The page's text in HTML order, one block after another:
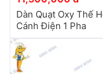
Dàn Quạt Oxy Thế
Cánh Điện 1 Pha